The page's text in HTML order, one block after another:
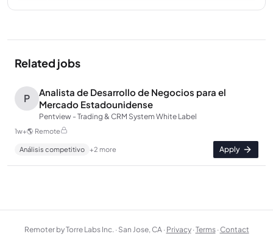
Related jobs
P
Analista de Desarrollo de Negocios para el
Mercado Estadounidense
Pentview - Trading & CRM System White Label
1w+🌎 Remote
Análisis competitivo +2 more Apply
Remoter by Torre Labs Inc. · San Jose, CA · Privacy ·Terms ·Contact